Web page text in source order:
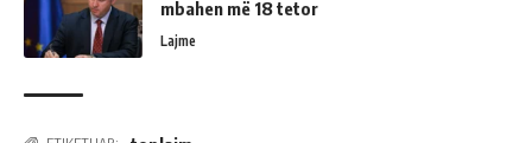
mbahen më 18 tetor
Lajme